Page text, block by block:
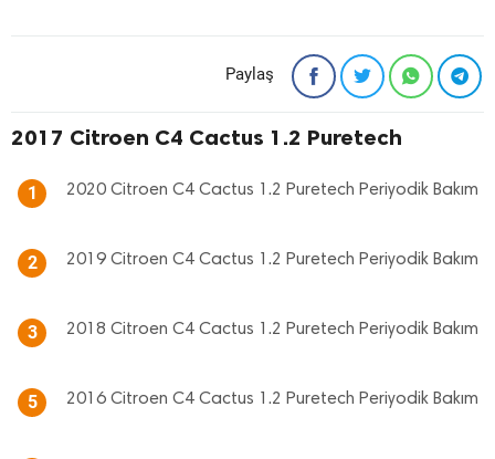
Paylaş
2017 Citroen C4 Cactus 1.2 Puretech
1 2020 Citroen C4 Cactus 1.2 Puretech Periyodik Bakım
2 2019 Citroen C4 Cactus 1.2 Puretech Periyodik Bakım
3 2018 Citroen C4 Cactus 1.2 Puretech Periyodik Bakım
5 2016 Citroen C4 Cactus 1.2 Puretech Periyodik Bakım